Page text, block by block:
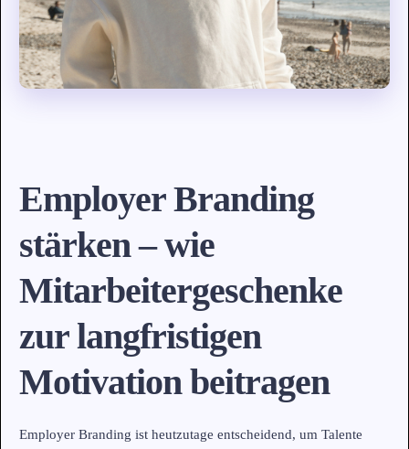
Employer Branding
stärken – wie
Mitarbeitergeschenke
zur langfristigen
Motivation beitragen
Employer Branding ist heutzutage entscheidend, um Talente